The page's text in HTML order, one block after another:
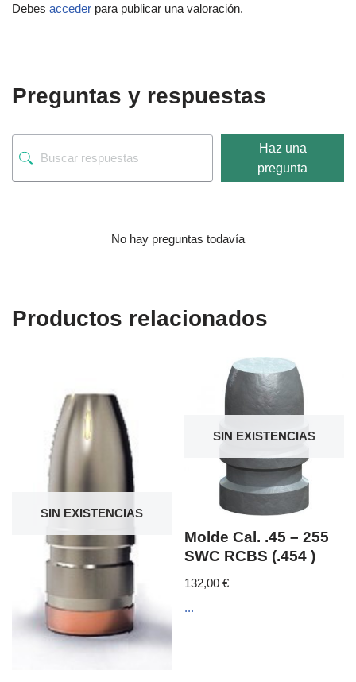
Debes acceder para publicar una valoración.
Preguntas y respuestas
Haz una
pregunta
No hay preguntas todavía
Productos relacionados
SIN EXISTENCIAS
SIN EXISTENCIAS
Molde Cal. .45 – 255
SWC RCBS (.454 )
132,00€
...